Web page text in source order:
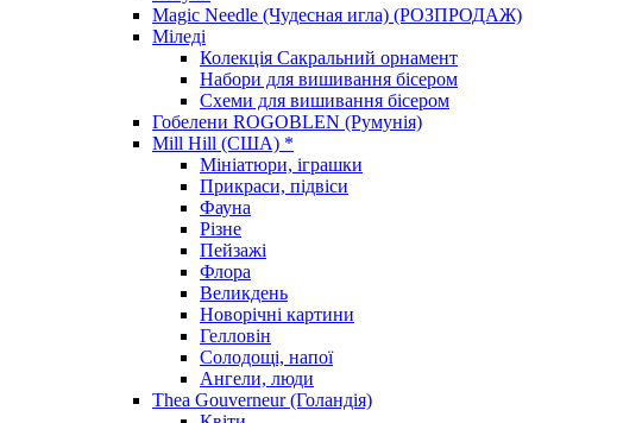
Magic Needle (Чудесная игла) (РОЗПРОДАЖ)
Міледі
Колекція Сакральний орнамент
Набори для вишивання бісером
Схеми для вишивання бісером
Гобелени ROGOBLEN (Румунія)
Mill Hill (США) *
Мініатюри, іграшки
Прикраси, підвіси
Фауна
Різне
Пейзажі
Флора
Великдень
Новорічні картини
Гелловін
Солодощі, напої
Ангели, люди
Thea Gouverneur (Голандія)